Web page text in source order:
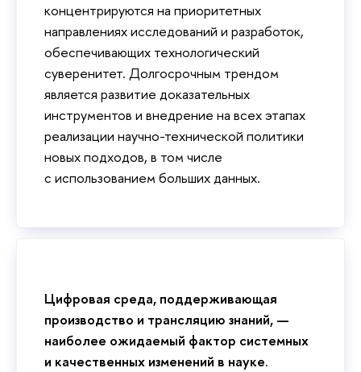
концентрируются на приоритетных
направлениях исследований и разработок,
обеспечивающих технологический
суверенитет. Долгосрочным трендом
является развитие доказательных
инструментов и внедрение на всех этапах
реализации научно-технической политики
новых подходов, в том числе
с использованием больших данных.
Цифровая среда, поддерживающая
производство и трансляцию знаний, —
наиболее ожидаемый фактор системных
и качественных изменений в науке.